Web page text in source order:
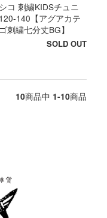
コ 刺繍KIDSチュニ
140【アグアカテ
刺繍七分丈BG】
SOLD OUT
10商品中 1-10商品